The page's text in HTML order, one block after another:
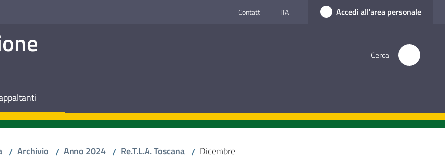
Contatti ITA Accedi all'area personale
Cerca
/ Archivio / Anno 2024 / Re.T.L.A. Toscana / Dicembre